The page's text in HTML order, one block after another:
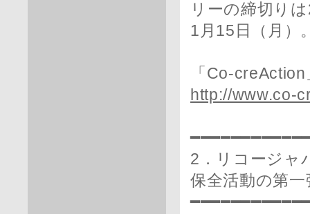
リーの締切り
1月15日（月）
「Co-
http://www.co-
2．リコージャ
保全活動の第